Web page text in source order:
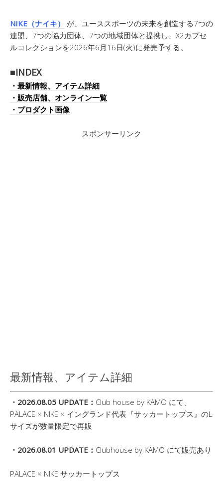
NIKE（ナイキ）
が、ユーススポーツの未来を創造する7つの
連盟、7つの協力団体、7つの地域団体と提携し、X2カプセ
ルコレクションを2026年6月16日(火)に発売予する。
■INDEX
・最新情報、アイテム詳細
・販売店舗、オンライン一覧
・プロダクト画像
スポンサーリンク
最新情報、アイテム詳細
・2026.08.05 UPDATE： Club house by KAMO にて、
PALACE × NIKE × イングランド代表『サッカートップス』のL
サイズが数量限定で再販
・2026.08.01 UPDATE： Clubhouse by KAMO にて販売あり
PALACE × NIKE サッカートップス